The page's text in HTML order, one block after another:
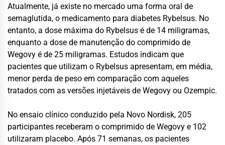
Atualmente, já existe no mercado uma forma oral de
semaglutida, o medicamento para diabetes Rybelsus. No
entanto, a dose máxima do Rybelsus é de 14 miligramas,
enquanto a dose de manutenção do comprimido de
Wegovy é de 25 miligramas. Estudos indicam que
pacientes que utilizam o Rybelsus apresentam, em média,
menor perda de peso em comparação com aqueles
tratados com as versões injetáveis de Wegovy ou Ozempic.
No ensaio clínico conduzido pela Novo Nordisk, 205
participantes receberam o comprimido de Wegovy e 102
utilizaram placebo. Após 71 semanas, os pacientes